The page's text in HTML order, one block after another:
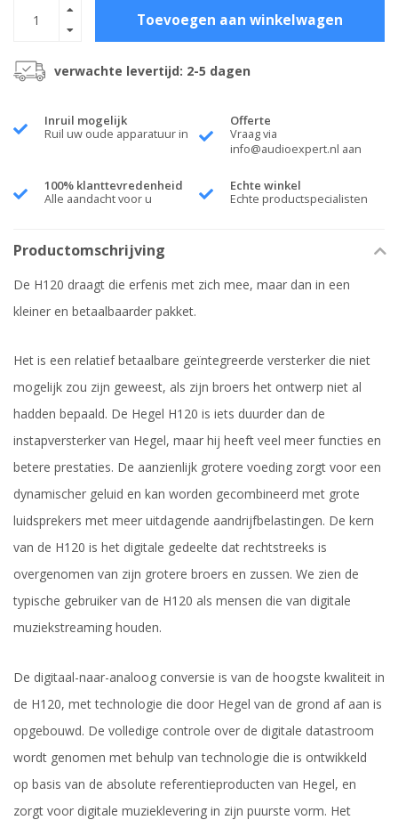
Toevoegen aan winkelwagen
verwachte levertijd: 2-5 dagen
Inruil mogelijk
Ruil uw oude apparatuur in
Offerte
Vraag via
info@audioexpert.nl aan
100% klanttevredenheid
Alle aandacht voor u
Echte winkel
Echte productspecialisten
Productomschrijving
De H120 draagt ​​die erfenis met zich mee, maar dan in een
kleiner en betaalbaarder pakket.
Het is een relatief betaalbare geïntegreerde versterker die niet
mogelijk zou zijn geweest, als zijn broers het ontwerp niet al
hadden bepaald. De Hegel H120 is iets duurder dan de
instapversterker van Hegel, maar hij heeft veel meer functies en
betere prestaties. De aanzienlijk grotere voeding zorgt voor een
dynamischer geluid en kan worden gecombineerd met grote
luidsprekers met meer uitdagende aandrijfbelastingen. De kern
van de H120 is het digitale gedeelte dat rechtstreeks is
overgenomen van zijn grotere broers en zussen. We zien de
typische gebruiker van de H120 als mensen die van digitale
muziekstreaming houden.
De digitaal-naar-analoog conversie is van de hoogste kwaliteit in
de H120, met technologie die door Hegel van de grond af aan is
opgebouwd. De volledige controle over de digitale datastroom
wordt genomen met behulp van technologie die is ontwikkeld
op basis van de absolute referentieproducten van Hegel, en
zorgt voor digitale muzieklevering in zijn puurste vorm. Het